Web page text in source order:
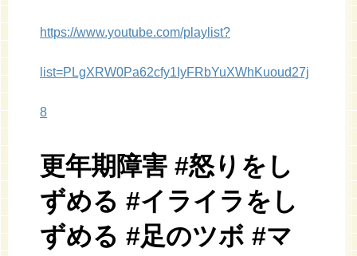
https://www.youtube.com/playlist?
list=PLgXRW0Pa62cfy1IyFRbYuXWhKuoud27j
8
更年期障害 #怒りをし
ずめる #イライラをし
ずめる #足のツボ #マ